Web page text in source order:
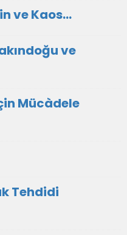
ve Kaos…
ve
Mücàdele
Tehdidi